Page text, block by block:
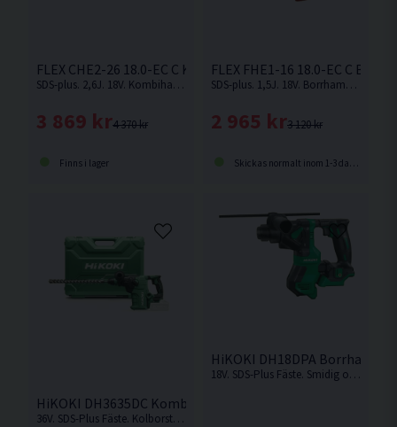
FLEX CHE2-26 18.0-EC C Kombihammare 18V
SDS-plus. 2,6J. 18V. Kombihammare från FLEX med utbytbar chuck till 13mm snabbchuck. Perfekt för daglig användning till borrning och bilning. Levereras utan batteri och laddare i kartong.
4 370 kr
3 869 kr
Finns i lager
FLEX FHE1-16 18.0-EC C
SDS-plus. 1,5J. 18V. Borrhammare från FLEX med kompakt storlek och borstlös motor. Levereras utan batteri och laddare i kartong.
3 120 kr
2 965 kr
Skickas normalt inom 1-3 dagar
HiKOKI DH3635DC Kombihammare 36V
36V. SDS-Plus Fäste. Kolborstfri batteridriven SDS-Plus-kombihammare för kraftfull slagborrning i betong upp till Ø 35 mm. Levereras utan batteri och laddare.
HiKOKI DH18DPA
18V. SDS-Plus Fäste. Smidig och kompakt borrhammare för borrning med eller utan slag från HiKOKI. Levereras utan batteri, laddare och förvaringsväska. Demoexemplar, Märken på maskinen. Skick: 3/5.